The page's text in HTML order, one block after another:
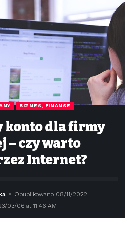
BIZNES, FINANSE
konto dla firmy
– czy warto
Internet?
Opublikowano 08/11/2022
03/06 at 11:46 AM